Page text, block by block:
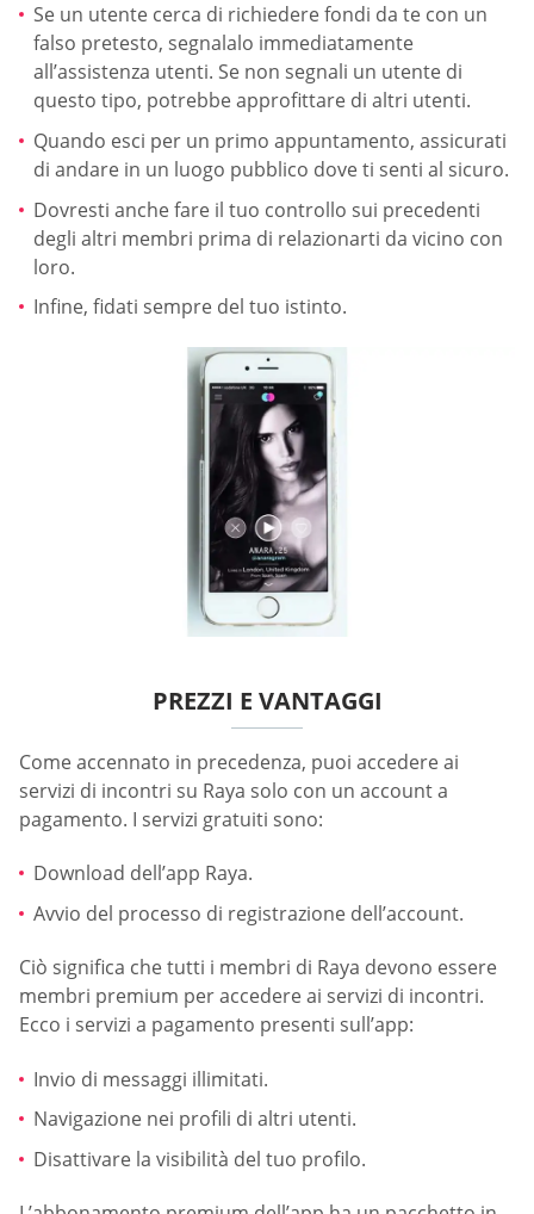
Se un utente cerca di richiedere fondi da te con un
falso pretesto, segnalalo immediatamente
all’assistenza utenti. Se non segnali un utente di
questo tipo, potrebbe approfittare di altri utenti.
Quando esci per un primo appuntamento, assicurati
di andare in un luogo pubblico dove ti senti al sicuro.
Dovresti anche fare il tuo controllo sui precedenti
degli altri membri prima di relazionarti da vicino con
loro.
Infine, fidati sempre del tuo istinto.
PREZZI E VANTAGGI
Come accennato in precedenza, puoi accedere ai
servizi di incontri su Raya solo con un account a
pagamento. I servizi gratuiti sono:
Download dell’app Raya.
Avvio del processo di registrazione dell’account.
Ciò significa che tutti i membri di Raya devono essere
membri premium per accedere ai servizi di incontri.
Ecco i servizi a pagamento presenti sull’app:
Invio di messaggi illimitati.
Navigazione nei profili di altri utenti.
Disattivare la visibilità del tuo profilo.